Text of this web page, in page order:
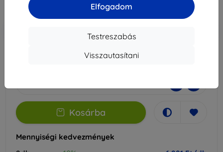
Elfogadom
Testreszabás
Visszautasítani
Ár ÁFA nelkül
Kosárba
Mennyiségi kedvezmények